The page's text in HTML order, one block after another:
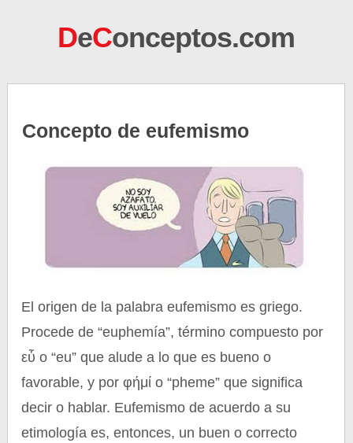
DeConceptos.com
Concepto de eufemismo
El origen de la palabra eufemismo es griego.
Procede de “euphemía”, término compuesto por
εὗ o “eu” que alude a lo que es bueno o
favorable, y por φήμί o “pheme” que significa
decir o hablar. Eufemismo de acuerdo a su
etimología es, entonces, un buen o correcto